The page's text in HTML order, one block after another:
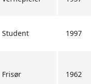
Student 1997
Frisør 1962